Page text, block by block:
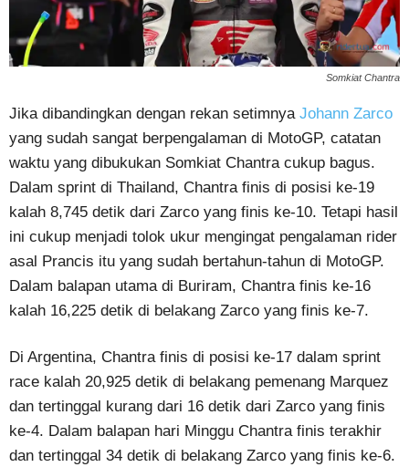
Somkiat Chantra
Jika dibandingkan dengan rekan setimnya Johann Zarco
yang sudah sangat berpengalaman di MotoGP, catatan
waktu yang dibukukan Somkiat Chantra cukup bagus.
Dalam sprint di Thailand, Chantra finis di posisi ke-19
kalah 8,745 detik dari Zarco yang finis ke-10. Tetapi hasil
ini cukup menjadi tolok ukur mengingat pengalaman rider
asal Prancis itu yang sudah bertahun-tahun di MotoGP.
Dalam balapan utama di Buriram, Chantra finis ke-16
kalah 16,225 detik di belakang Zarco yang finis ke-7.
Di Argentina, Chantra finis di posisi ke-17 dalam sprint
race kalah 20,925 detik di belakang pemenang Marquez
dan tertinggal kurang dari 16 detik dari Zarco yang finis
ke-4. Dalam balapan hari Minggu Chantra finis terakhir
dan tertinggal 34 detik di belakang Zarco yang finis ke-6.